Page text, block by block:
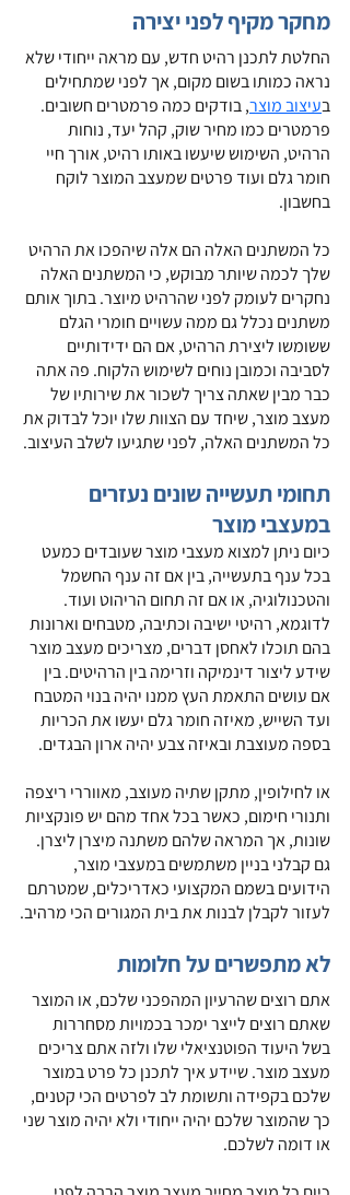
מחקר מקיף לפני יצירה
החלטת לתכנן רהיט חדש, עם מראה ייחודי שלא
נראה כמותו בשום מקום, אך לפני שמתחילים
בעיצוב מוצר, בודקים כמה פרמטרים חשובים.
פרמטרים כמו מחיר שוק, קהל יעד, נוחות
הרהיט, השימוש שיעשו באותו רהיט, אורך חיי
חומר גלם ועוד פרטים שמעצב המוצר לוקח
בחשבון.
כל המשתנים האלה הם אלה שיהפכו את הרהיט
שלך לכמה שיותר מבוקש, כי המשתנים האלה
נחקרים לעומק לפני שהרהיט מיוצר. בתוך אותם
משתנים נכלל גם ממה עשויים חומרי הגלם
ששומשו ליצירת הרהיט, אם הם ידידותיים
לסביבה וכמובן נוחים לשימוש הלקוח. פה אתה
כבר מבין שאתה צריך לשכור את שירותיו של
מעצב מוצר, שיחד עם הצוות שלו יוכל לבדוק את
כל המשתנים האלה, לפני שתגיעו לשלב העיצוב.
תחומי תעשייה שונים נעזרים
במעצבי מוצר
כיום ניתן למצוא מעצבי מוצר שעובדים כמעט
בכל ענף בתעשייה, בין אם זה ענף החשמל
והטכנולוגיה, או אם זה תחום הריהוט ועוד.
לדוגמא, רהיטי ישיבה וכתיבה, מטבחים וארונות
בהם תוכלו לאחסן דברים, מצריכים מעצב מוצר
שידע ליצור דינמיקה וזרימה בין הרהיטים. בין
אם עושים התאמת העץ ממנו יהיה בנוי המטבח
ועד השייש, מאיזה חומר גלם יעשו את הכריות
בספה מעוצבת ובאיזה צבע יהיה ארון הבגדים.
או לחילופין, מתקן שתיה מעוצב, מאווררי ריצפה
ותנורי חימום, כאשר בכל אחד מהם יש פונקציות
שונות, אך המראה שלהם משתנה מיצרן ליצרן.
גם קבלני בניין משתמשים במעצבי מוצר,
הידועים בשמם המקצועי כאדריכלים, שמטרתם
לעזור לקבלן לבנות את בית המגורים הכי מרהיב.
לא מתפשרים על חלומות
אתם רוצים שהרעיון המהפכני שלכם, או המוצר
שאתם רוצים לייצר ימכר בכמויות מסחררות
בשל היעוד הפוטנציאלי שלו ולזה אתם צריכים
מעצב מוצר. שיידע איך לתכנן כל פרט במוצר
שלכם בקפידה ותשומת לב לפרטים הכי קטנים,
כך שהמוצר שלכם יהיה ייחודי ולא יהיה מוצר שני
או דומה לשלכם.